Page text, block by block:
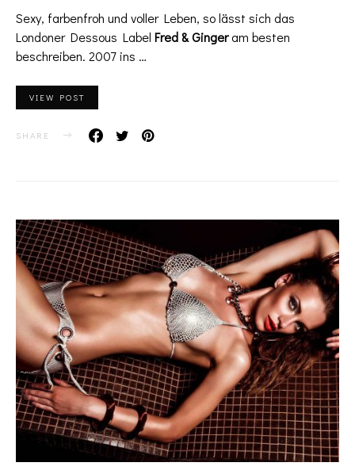
Sexy, farbenfroh und voller Leben, so lässt sich das
Londoner Dessous Label Fred & Gingeram besten
beschreiben. 2007 ins …
VIEW POST
SHARE